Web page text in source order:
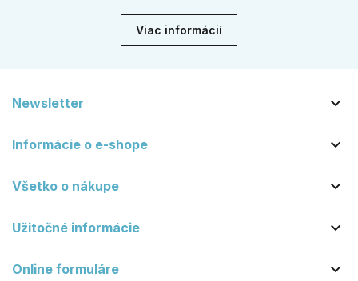
Viac informácií
Newsletter 
Informácie o e-shope 
Všetko o nákupe 
Užitočné informácie 
Online formuláre 